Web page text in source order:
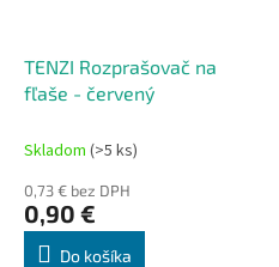
TENZI Rozprašovač na
fľaše - červený
Skladom (>5 ks)
0,73 € bez DPH
0,90 €
Do košíka